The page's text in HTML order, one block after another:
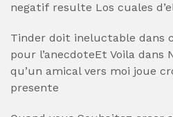
negatif resulte Los cuales
Tinder doit ineluctable dans
pour l’anecdoteEt Voila dans
qu’un amical vers moi joue
presente